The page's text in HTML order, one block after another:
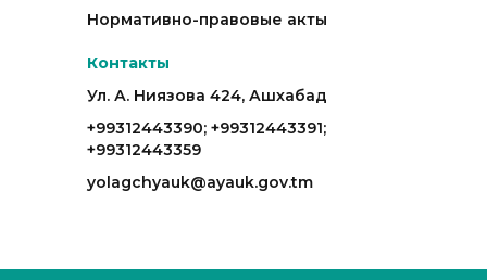
Нормативно-правовые акты
Контакты
Ул. А. Ниязова 424, Ашхабад
+99312443390; +99312443391;
+99312443359
yolagchyauk@ayauk.gov.tm